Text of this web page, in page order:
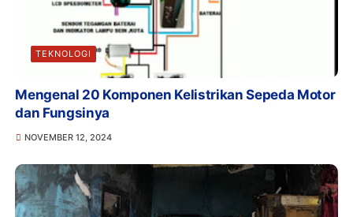
TEKNOLOGI
Mengenal 20 Komponen Kelistrikan Sepeda Motor
dan Fungsinya
NOVEMBER 12, 2024